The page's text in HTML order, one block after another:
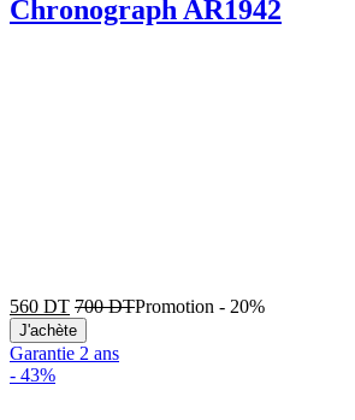
Chronograph AR1942
560 DT 700DTPromotion - 20%
J'achète
Garantie 2 ans
- 43%